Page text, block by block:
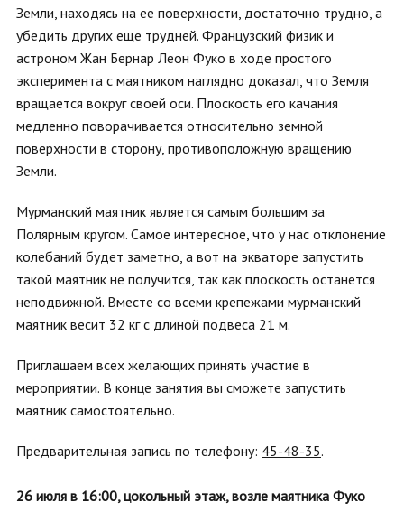
Земли, находясь на ее поверхности, достаточно трудно, а
убедить других еще трудней. Французский физик и
астроном Жан Бернар Леон Фуко в ходе простого
эксперимента с маятником наглядно доказал, что Земля
вращается вокруг своей оси. Плоскость его качания
медленно поворачивается относительно земной
поверхности в сторону, противоположную вращению
Земли.
Мурманский маятник является самым большим за
Полярным кругом. Самое интересное, что у нас отклонение
колебаний будет заметно, а вот на экваторе запустить
такой маятник не получится, так как плоскость останется
неподвижной. Вместе со всеми крепежами мурманский
маятник весит 32 кг с длиной подвеса 21 м.
Приглашаем всех желающих принять участие в
мероприятии. В конце занятия вы сможете запустить
маятник самостоятельно.
Предварительная запись по телефону: 45-48-35.
26 июля в 16:00, цокольный этаж, возле маятника Фуко